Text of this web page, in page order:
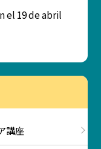
el 19 de abril
講座